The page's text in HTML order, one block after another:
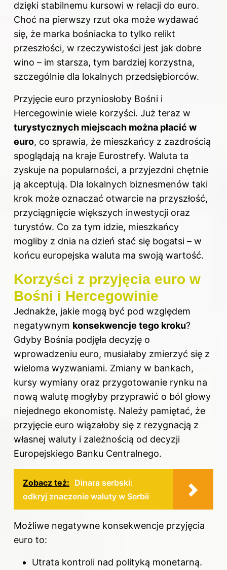
dzięki stabilnemu kursowi w relacji do euro.
Choć na pierwszy rzut oka może wydawać
się, że marka bośniacka to tylko relikt
przeszłości, w rzeczywistości jest jak dobre
wino – im starsza, tym bardziej korzystna,
szczególnie dla lokalnych przedsiębiorców.
Przyjęcie euro przyniosłoby Bośni i
Hercegowinie wiele korzyści. Już teraz w
turystycznych miejscach można płacić w
euro, co sprawia, że mieszkańcy z zazdrością
spoglądają na kraje Eurostrefy. Waluta ta
zyskuje na popularności, a przyjezdni chętnie
ją akceptują. Dla lokalnych biznesmenów taki
krok może oznaczać otwarcie na przyszłość,
przyciągnięcie większych inwestycji oraz
turystów. Co za tym idzie, mieszkańcy
mogliby z dnia na dzień stać się bogatsi – w
końcu europejska waluta ma swoją wartość.
Korzyści z przyjęcia euro w
Bośni i Hercegowinie
Jednakże, jakie mogą być pod względem
negatywnym konsekwencje tego kroku?
Gdyby Bośnia podjęła decyzję o
wprowadzeniu euro, musiałaby zmierzyć się z
wieloma wyzwaniami. Zmiany w bankach,
kursy wymiany oraz przygotowanie rynku na
nową walutę mogłyby przyprawić o ból głowy
niejednego ekonomistę. Należy pamiętać, że
przyjęcie euro wiązałoby się z rezygnacją z
własnej waluty i zależnością od decyzji
Europejskiego Banku Centralnego.
Zobacz też: Dinara serbski:
odkryj znaczenie waluty w Serbii
Możliwe negatywne konsekwencje przyjęcia
euro to:
Utrata kontroli nad polityką monetarną.